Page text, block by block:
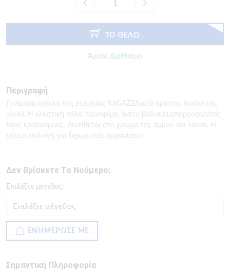
ΤΟ ΘΕΛΩ
Άμεσα Διαθέσιμο
Περιγραφή
Γυναικεία πέδιλα της εταιρείας RAGAZZA,από άριστης ποιότητας
υλικά. Η ελαστική σόλα προσφέρει άνετο βάδισμα,απορροφώντας
τους κραδασμούς. Διατίθεται στο χρώμα της άμμου και λευκό. Η
τέλεια επιλογή για ξεχωριστές εμφανίσεις!
Δεν Βρίσκετε Το Νούμερο;
Eπιλέξτε μέγεθος:
ΕΝΗΜΕΡΩΣΕ ΜΕ
Σημαντική Πληροφορία